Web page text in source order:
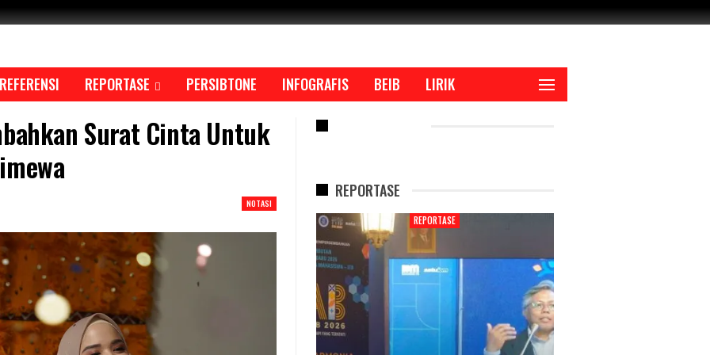
REFERENSI REPORTASE PERSIBTONE INFOGRAFIS BEIB LIRIK
Surat Cinta Untuk
NOTASI
REPORTASE
REPORTASE